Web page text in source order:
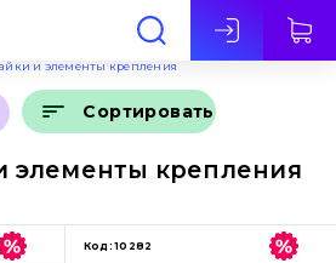
и элементы крепления
элементы крепления
Сортировать
Код: 10282